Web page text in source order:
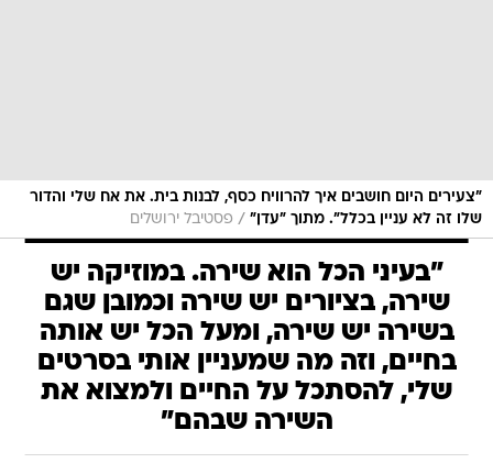
"צעירים היום חושבים איך להרוויח כסף, לבנות בית. את אח שלי והדור
שלו זה לא עניין בכלל". מתוך "עדן" / פסטיבל ירושלים
"בעיני הכל הוא שירה. במוזיקה יש
שירה, בציורים יש שירה וכמובן שגם
בשירה יש שירה, ומעל הכל יש אותה
בחיים, וזה מה שמעניין אותי בסרטים
שלי, להסתכל על החיים ולמצוא את
השירה שבהם"